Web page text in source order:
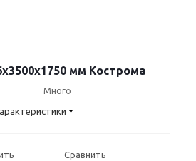
мм Кострома
Много
Сравнить